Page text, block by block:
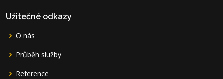
Užitečné odkazy
O nás
Průběh služby
Reference